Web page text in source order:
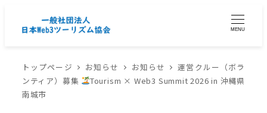
MENU
トップページ お知らせ お知らせ
運営クルー（ボラ
ンティア）募集
Tourism × Web3 Summit 2026 in 沖縄県
南城市